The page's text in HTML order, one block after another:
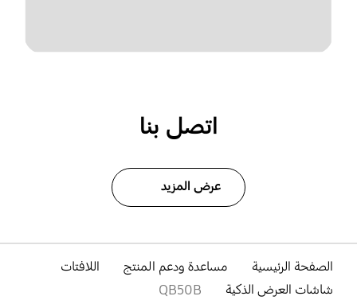
اتصل بنا
عرض المزيد
الصفحة الرئيسية مساعدة ودعم المنتج
اللافتات
شاشات العرض الذكية
QB50B